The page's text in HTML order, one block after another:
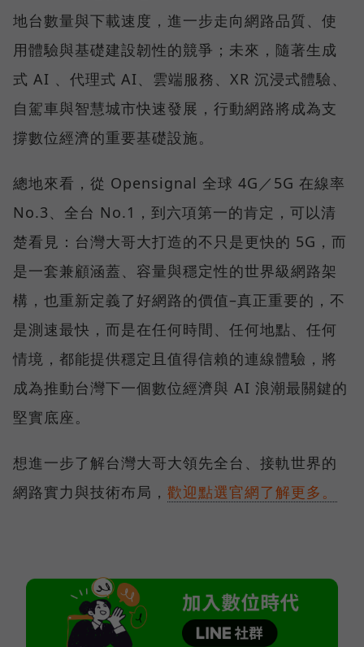
地台數量與下載速度，進一步走向網路品質、使
用體驗與基礎建設韌性的競爭；未來，隨著生成
式 AI 、代理式 AI、雲端服務、XR 沉浸式體驗、
自駕車與智慧城市快速發展，行動網路將成為支
撐數位經濟的重要基礎設施。
總地來看，從 Opensignal 全球 4G／5G 在線率
No.3、全台 No.1，到六項第一的肯定，可以清
楚看見：台灣大哥大打造的不只是更快的 5G，而
是一套兼顧涵蓋、容量與穩定性的世界級網路架
構，也重新定義了好網路的價值–真正重要的，不
是測速最快，而是在任何時間、任何地點、任何
情境，都能提供穩定且值得信賴的連線體驗，將
成為推動台灣下一個數位經濟與 AI 浪潮最關鍵的
堅實底座。
想進一步了解台灣大哥大領先全台、接軌世界的
網路實力與技術布局， 歡迎點選官網了解更多。